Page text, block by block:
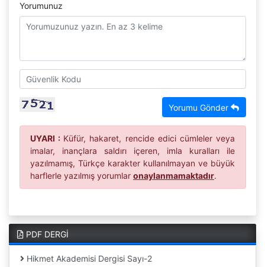
Yorumunuz
Yorumu Gönder
UYARI : Küfür, hakaret, rencide edici cümleler veya
imalar, inançlara saldırı içeren, imla kuralları ile
yazılmamış, Türkçe karakter kullanılmayan ve büyük
harflerle yazılmış yorumlar onaylanmamaktadır.
PDF DERGİ
Hikmet Akademisi Dergisi Sayı-2